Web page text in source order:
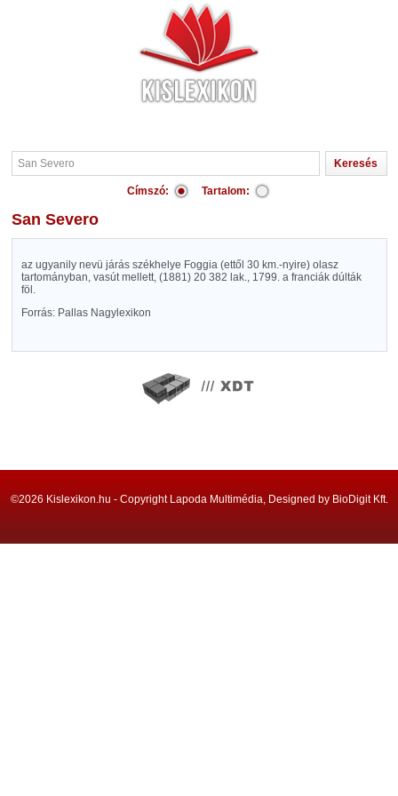
Címszó: Tartalom:
San Severo
az ugyanily nevü járás székhelye Foggia (ettől 30 km.-nyire) olasz
tartományban, vasút mellett, (1881) 20 382 lak., 1799. a franciák dúlták
föl.
Forrás: Pallas Nagylexikon
©2026 Kislexikon.hu - Copyright Lapoda Multimédia, Designed by BioDigit Kft.